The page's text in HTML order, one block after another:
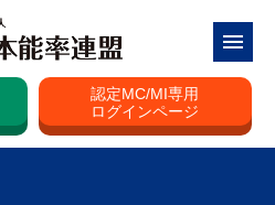
認定MC/MI専用
ログインページ